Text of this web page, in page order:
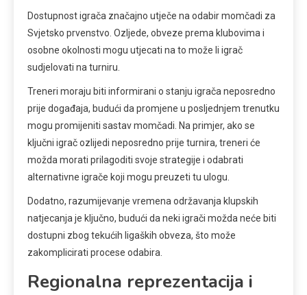
Dostupnost igrača značajno utječe na odabir momčadi za
Svjetsko prvenstvo. Ozljede, obveze prema klubovima i
osobne okolnosti mogu utjecati na to može li igrač
sudjelovati na turniru.
Treneri moraju biti informirani o stanju igrača neposredno
prije događaja, budući da promjene u posljednjem trenutku
mogu promijeniti sastav momčadi. Na primjer, ako se
ključni igrač ozlijedi neposredno prije turnira, treneri će
možda morati prilagoditi svoje strategije i odabrati
alternativne igrače koji mogu preuzeti tu ulogu.
Dodatno, razumijevanje vremena održavanja klupskih
natjecanja je ključno, budući da neki igrači možda neće biti
dostupni zbog tekućih ligaških obveza, što može
zakomplicirati procese odabira.
Regionalna reprezentacija i